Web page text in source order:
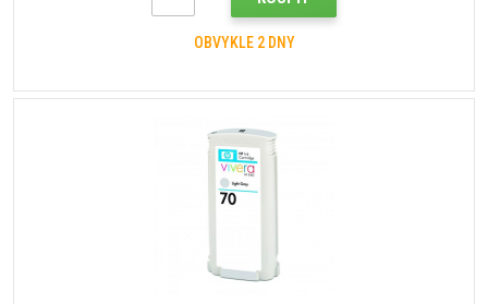
OBVYKLE 2 DNY